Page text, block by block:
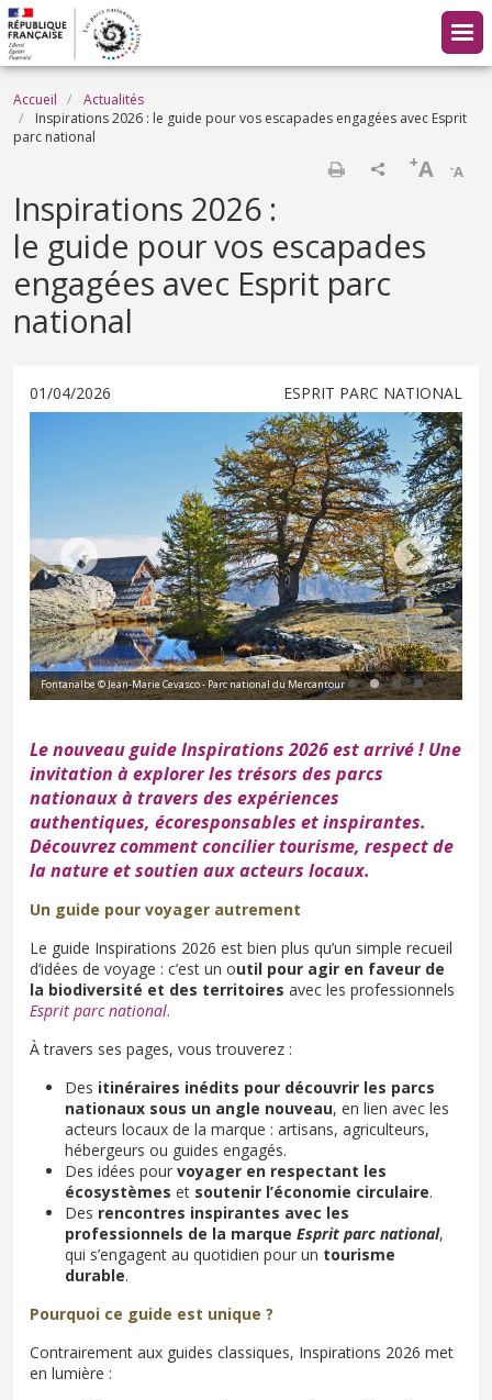
Aller au contenu principal
Fil d'Ariane
Accueil
Actualités
Inspirations 2026 : le guide pour vos escapades engagées avec Esprit
parc national
-A
+A
Inspirations 2026 :
le guide pour vos escapades
engagées avec Esprit parc
national
01/04/2026 ESPRIT PARC NATIONAL
Fontanalbe © Jean-Marie Cevasco - Parc national du Mercantour
Le nouveau guide Inspirations 2026 est arrivé ! Une
invitation à explorer les trésors des parcs
nationaux à travers des expériences
authentiques, écoresponsables et inspirantes.
Découvrez comment concilier tourisme, respect de
la nature et soutien aux acteurs locaux.
Un guide pour voyager autrement
Le guide Inspirations 2026 est bien plus qu’un simple recueil
d’idées de voyage : c’est un outil pour agir en faveur de
la biodiversité et des territoires avec les professionnels
Esprit parc national.
À travers ses pages, vous trouverez :
Des itinéraires inédits pour découvrir les parcs
nationaux sous un angle nouveau, en lien avec les
acteurs locaux de la marque : artisans, agriculteurs,
hébergeurs ou guides engagés.
Des idées pour voyager en respectant les
écosystèmes et soutenir l’économie circulaire.
Des rencontres inspirantes avec les
professionnels de la marque Esprit parc national,
qui s’engagent au quotidien pour un tourisme
durable.
Pourquoi ce guide est unique ?
Contrairement aux guides classiques, Inspirations 2026 met
en lumière :